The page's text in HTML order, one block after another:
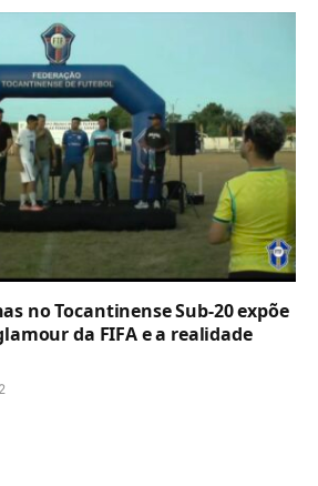
no Tocantinense Sub-20 expõe
da FIFA e a realidade